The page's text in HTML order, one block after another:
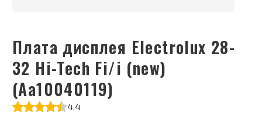
Плата дисплея Electrolux 28-
32 Hi-Tech Fi/i (new)
(Aa10040119)
4.4